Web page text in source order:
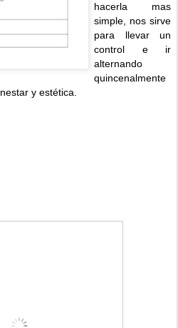
hacerla mas
simple, nos sirve
para llevar un
control e ir
alternando
quincenalmente
y estética.